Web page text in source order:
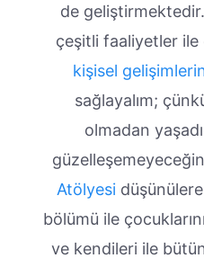
de geliştirmektedir.
çeşitli faaliyetler ile
kişisel
sağlayalım;
olmadan
Atölyesi
bölümü ile
ve kendileri ile